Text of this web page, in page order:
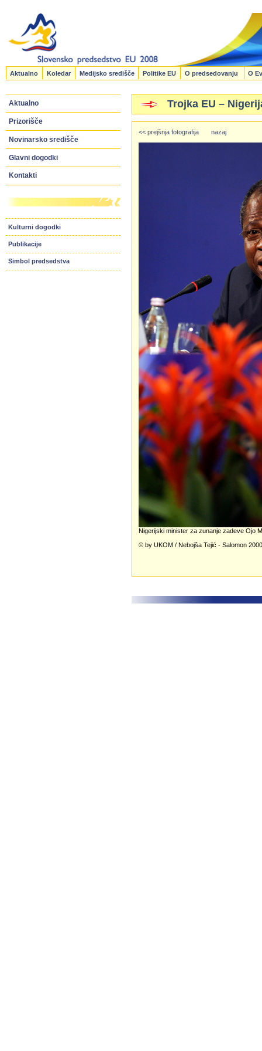
Aktualno Koledar Medijsko središče Politike EU O predsedovanju O
Aktualno
Prizorišče
Novinarsko središče
Glavni dogodki
Kontakti
Kulturni dogodki
Publikacije
Simbol predsedstva
Trojka EU –
<< prejšnja fotografija nazaj
Nigerijski minister za zunanje zadeve Ojo
© by UKOM / Nebojša Tejić - Salomon